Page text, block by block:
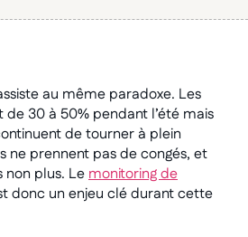
au même paradoxe. Les
de 30 à 50% pendant l’été mais
de tourner à plein
ne prennent pas de congés, et
plus. Lemonitoring de
donc un enjeu clé durant cette